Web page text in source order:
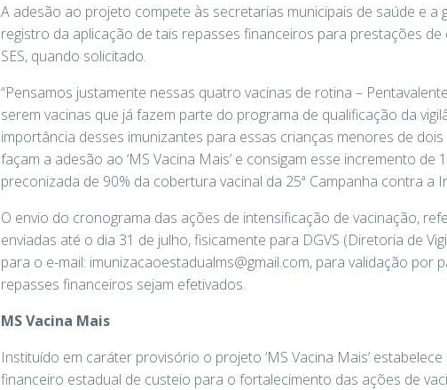
A adesão ao projeto compete às secretarias municipais de saúde e
registro da aplicação de tais repasses financeiros para prestações
SES, quando solicitado.
“Pensamos justamente nessas quatro vacinas de rotina –
serem vacinas que já fazem parte do programa de qualificação da
importância desses imunizantes para essas crianças menores de
façam a adesão ao ‘MS Vacina Mais’ e consigam esse incremento
preconizada de 90% da cobertura vacinal da 25ª Campanha contra a
O envio do cronograma das ações de intensificação de vacinação,
enviadas até o dia 31 de julho, fisicamente para DGVS (Diretoria de
para o e-mail: imunizacaoestadualms@gmail.com, para validação por
repasses financeiros sejam efetivados.
MS Vacina Mais
Instituído em caráter provisório o projeto ‘MS Vacina Mais’
financeiro estadual de custeio para o fortalecimento das ações de